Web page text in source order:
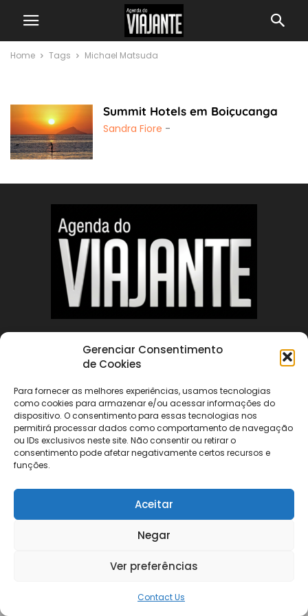
Gerenciar Consentimento
de Cookies
Para fornecer as melhores experiências, usamos tecnologias
como cookies para armazenar e/ou acessar informações do
dispositivo. O consentimento para essas tecnologias nos
permitirá processar dados como comportamento de navegação
ou IDs exclusivos neste site. Não consentir ou retirar o
consentimento pode afetar negativamente certos recursos e
funções.
Aceitar
Negar
Ver preferências
Contact Us
Home Tags Michael Matsuda
Summit Hotels em Boiçucanga
Sandra Fiore -
ABOUT US
FOLLOW US
©